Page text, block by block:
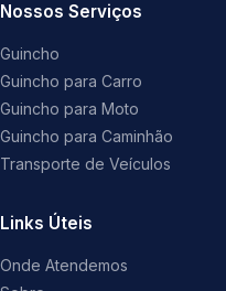
Nossos Serviços
Guincho
Guincho para Carro
Guincho para Moto
Guincho para Caminhão
Transporte de Veículos
Links Úteis
Onde Atendemos